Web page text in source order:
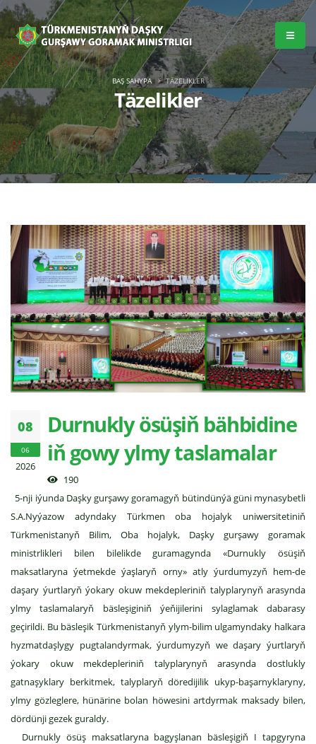
Täzelikler
BAŞ SAHYPA TÄZELIKLER
08
06
2026
Durnukly ösüşiň bähbidine
iň gowy ylmy taslamalar
190
5-nji iýunda Daşky gurşawy goramagyň bütindünýä güni mynasybetli
S.A.Nyýazow adyndaky Türkmen oba hojalyk uniwersitetiniň
Türkmenistanyň Bilim, Oba hojalyk, Daşky gurşawy goramak
ministrlikleri bilen bilelikde guramagynda «Durnukly ösüşiň
maksatlaryna ýetmekde ýaşlaryň orny» atly ýurdumyzyň hem-de
daşary ýurtlaryň ýokary okuw mekdepleriniň talyplarynyň arasynda
ylmy taslamalaryň bäsleşiginiň ýeňijilerini sylaglamak dabarasy
geçirildi. Bu bäsleşik Türkmenistanyň ylym-bilim ulgamyndaky halkara
hyzmatdaşlygy pugtalandyrmak, ýurdumyzyň we daşary ýurtlaryň
ýokary okuw mekdepleriniň talyplarynyň arasynda dostlukly
gatnaşyklary berkitmek, talyplaryň döredijilik ukyp-başarnyklaryny,
ylmy gözleglere, hünärine bolan höwesini artdyrmak maksady bilen,
dördünji gezek guraldy.
Durnukly ösüş maksatlaryna bagyşlanan bäsleşigiň I tapgyryna